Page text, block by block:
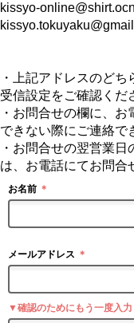
kissyo-
・上記アドレスのど
受信設定をご確認くだ
・お問合せの欄に、
できない際にご連絡で
・お問合せの翌営業
は、お電話にてお問合
お名前 ＊
メールアドレス ＊
▼確認のためにもう一度入力